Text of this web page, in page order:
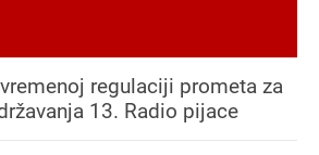
regulaciji prometa za
13. Radio pijace